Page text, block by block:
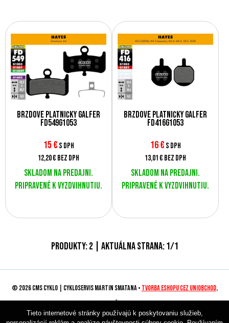
Brzdové platničky Galfer
FD549G1053
15€ s DPH
12,20 € bez DPH
Skladom na predajni.
Pripravené k vyzdvihnutiu.
Brzdové platničky Galfer
FD416G1053
16€ s DPH
13,01 € bez DPH
Skladom na predajni.
Pripravené k vyzdvihnutiu.
Produkty:2| Aktuálna strana:1/1
© 2026 CMS CYKLO | Cykloservis Martin Smatana • tvorba eshopu cez UNIobchod,
Tieto internetové stránky používajú k poskytovaniu služieb,